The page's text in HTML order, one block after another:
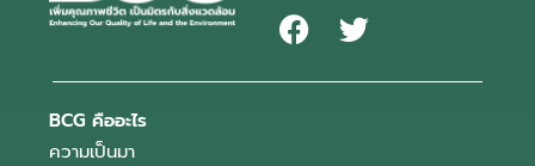
BCG คืออะไร
ความเป็นมา